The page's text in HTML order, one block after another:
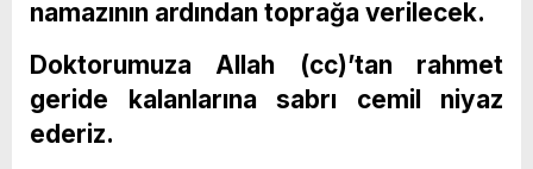
namazının ardından toprağa verilecek.
Doktorumuza Allah (cc)’tan rahmet
geride kalanlarına sabrı cemil niyaz
ederiz.